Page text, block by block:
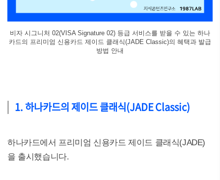
비자 시그니처 02(VISA Signature 02) 등급 서비스를 받을 수 있는 하나
카드의 프리미엄 신용카드 제이드 클래식(JADE Classic)의 혜택과 발급
방법 안내
1. 하나카드의 제이드 클래식(JADE Classic)
하나카드에서 프리미엄 신용카드 제이드 클래식(JADE)
을 출시했습니다.